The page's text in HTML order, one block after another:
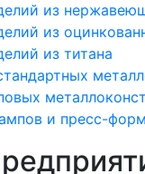
из
из
из титана
и пресс-форм